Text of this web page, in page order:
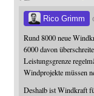
Rico Grimm
Rund 8000 neue
6000 davon
Leistungsgrenze
Windprojekte müssen
Deshalb ist Windkraft